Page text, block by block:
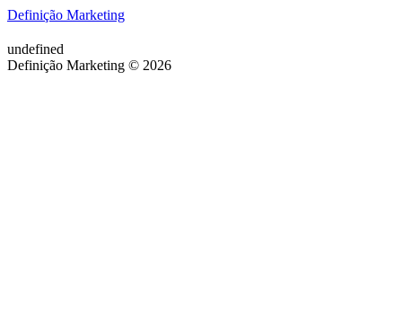
Definição Marketing
undefined
Definição Marketing © 2026